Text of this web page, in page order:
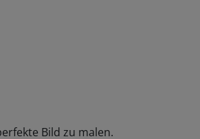
Bild zu malen.